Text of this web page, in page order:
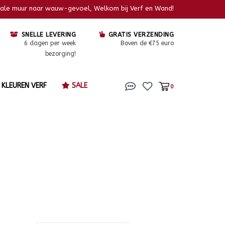
muur naar wauw-gevoel, Welkom bij Verf en Wand!
SNELLE LEVERING
6 dagen per week
bezorging!
GRATIS VERZENDING
Boven de €75 euro
KLEUREN VERF SALE 0